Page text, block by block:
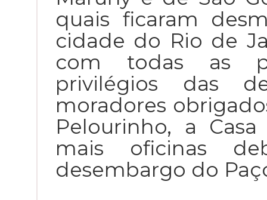
quais ficaram
cidade do Rio de
com todas as
privilégios das
moradores
Pelourinho, a
mais oficinas
desembargo do